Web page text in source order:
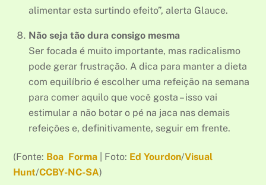
alimentar esta surtindo efeito”, alerta Glauce.
Não seja tão dura consigo mesma
Ser focada é muito importante, mas radicalismo
pode gerar frustração. A dica para manter a dieta
com equilíbrio é escolher uma refeição na semana
para comer aquilo que você gosta – isso vai
estimular a não botar o pé na jaca nas demais
refeições e, definitivamente, seguir em frente.
(Fonte: Boa Forma | Foto: Ed Yourdon/Visual
Hunt/CCBY-NC-SA)